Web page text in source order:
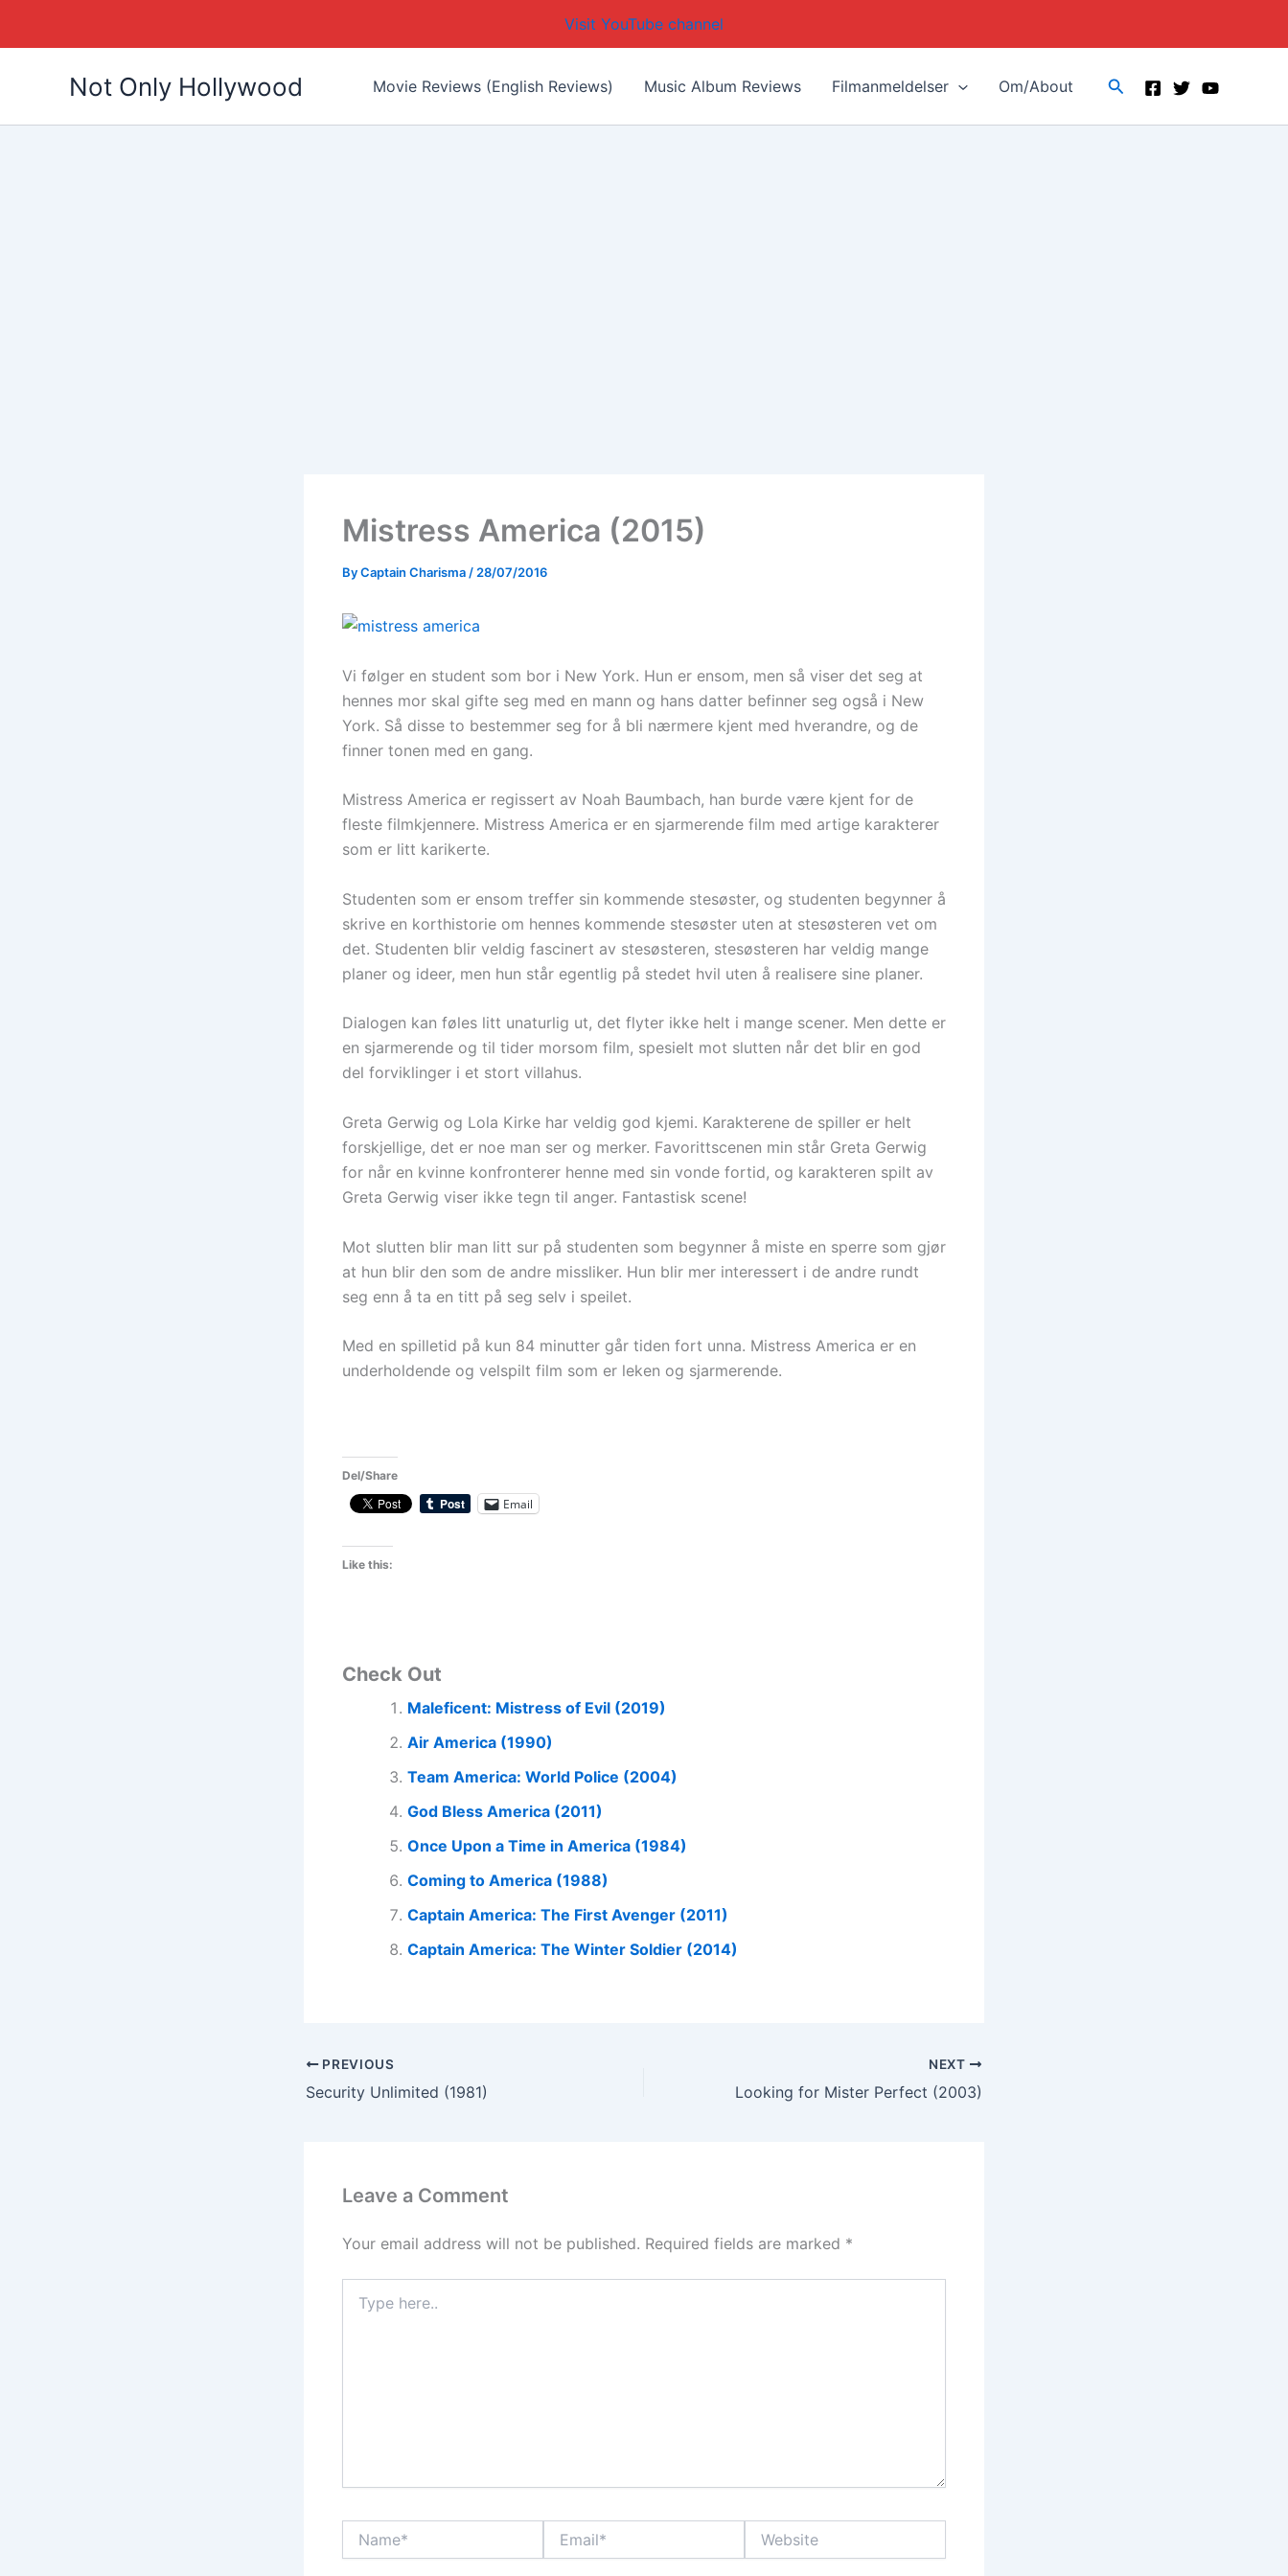
Visit YouTube channel
Not Only Hollywood Movie Reviews (English Reviews) Music Album Reviews Filmanmeldelser Om/About Search
Mistress America (2015)
ByCaptain Charisma/28/07/2016
Vi følger en student som bor i New York. Hun er ensom, men så viser det seg at
hennes mor skal gifte seg med en mann og hans datter befinner seg også i New
York. Så disse to bestemmer seg for å bli nærmere kjent med hverandre, og de
finner tonen med en gang.
Mistress America er regissert av Noah Baumbach, han burde være kjent for de
fleste filmkjennere. Mistress America er en sjarmerende film med artige karakterer
som er litt karikerte.
Studenten som er ensom treffer sin kommende stesøster, og studenten begynner å
skrive en korthistorie om hennes kommende stesøster uten at stesøsteren vet om
det. Studenten blir veldig fascinert av stesøsteren, stesøsteren har veldig mange
planer og ideer, men hun står egentlig på stedet hvil uten å realisere sine planer.
Dialogen kan føles litt unaturlig ut, det flyter ikke helt i mange scener. Men dette er
en sjarmerende og til tider morsom film, spesielt mot slutten når det blir en god
del forviklinger i et stort villahus.
Greta Gerwig og Lola Kirke har veldig god kjemi. Karakterene de spiller er helt
forskjellige, det er noe man ser og merker. Favorittscenen min står Greta Gerwig
for når en kvinne konfronterer henne med sin vonde fortid, og karakteren spilt av
Greta Gerwig viser ikke tegn til anger. Fantastisk scene!
Mot slutten blir man litt sur på studenten som begynner å miste en sperre som gjør
at hun blir den som de andre missliker. Hun blir mer interessert i de andre rundt
seg enn å ta en titt på seg selv i speilet.
Med en spilletid på kun 84 minutter går tiden fort unna. Mistress America er en
underholdende og velspilt film som er leken og sjarmerende.
Del/Share
Email
Like this:
Check Out
Maleficent: Mistress of Evil (2019)
Air America (1990)
Team America: World Police (2004)
God Bless America (2011)
Once Upon a Time in America (1984)
Coming to America (1988)
Captain America: The First Avenger (2011)
Captain America: The Winter Soldier (2014)
PREVIOUS
Security Unlimited (1981)
NEXT
Looking for Mister Perfect (2003)
Leave a Comment
Your email address will not be published. Required fields are marked *
here..